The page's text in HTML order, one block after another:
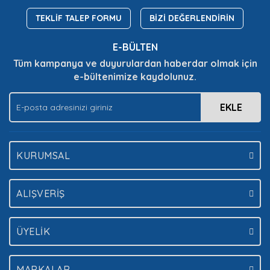
Ürün açıklamasında eksik bilgiler bulunuyor.
Ürün fiyatı diğer sitelerden daha pahalı.
Bu ürüne benzer farklı alternatifler olmalı.
TEKLİF TALEP FORMU BİZİ DEĞERLENDİRİN
E-BÜLTEN
Tüm kampanya ve duyurulardan haberdar olmak için
e-bültenimize kaydolunuz.
EKLE
KURUMSAL
ALIŞVERİŞ
ÜYELİK